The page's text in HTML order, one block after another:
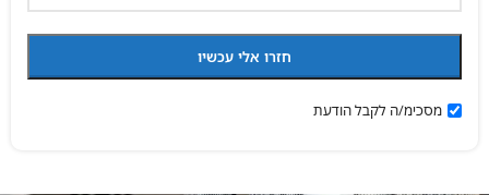
מסכימ/ה לקבל הודעת